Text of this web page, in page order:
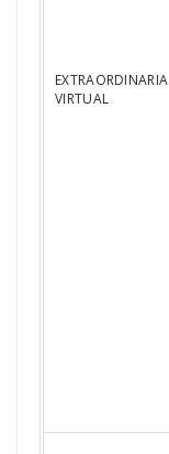
EXTRAORDINARIA
VIRTUAL